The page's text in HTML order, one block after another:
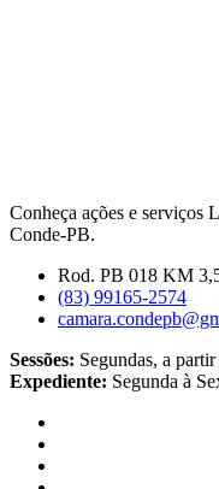
Conheça ações e serviços
Conde-PB.
Rod. PB 018 KM
(83) 99165-2574
Sessões: Segundas, a
Expediente: Segunda à